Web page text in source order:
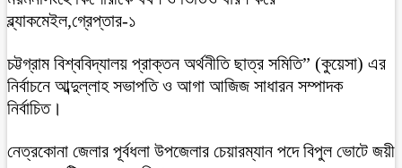
ব্ল্যাকমেইল,গ্রেপ্তার-১
চট্টগ্রাম বিশ্ববিদ্যালয় প্রাক্তন অর্থনীতি ছাত্র সমিতি” (কুয়েসা) এর
নির্বাচনে আব্দুল্লাহ সভাপতি ও আগা আজিজ সাধারন সম্পাদক
নির্বাচিত।
নেত্রকোনা জেলার পূর্বধলা উপজেলার চেয়ারম্যান পদে বিপুল ভোটে জয়ী